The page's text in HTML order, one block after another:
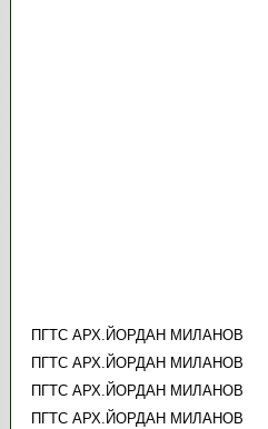
ПГТС АРХ.ЙОРДАН МИЛАНОВ
ПГТС АРХ.ЙОРДАН МИЛАНОВ
ПГТС АРХ.ЙОРДАН МИЛАНОВ
ПГТС АРХ.ЙОРДАН МИЛАНОВ